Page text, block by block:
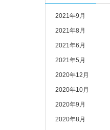
2021年9月
2021年8月
2021年6月
2021年5月
2020年12月
2020年10月
2020年9月
2020年8月